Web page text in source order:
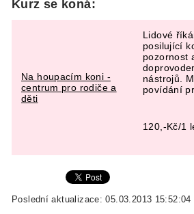
Kurz se koná:
Na houpacím koni -
centrum pro rodiče a
děti
Lidové
posilující
pozornost
nástrojů.
povídání
120,-Kč/1
Poslední aktualizace: 05.03.2013 15:52:04